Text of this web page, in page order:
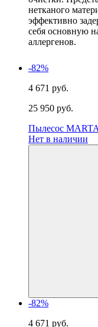
нетканого
эффективно
себя основную
аллергенов.
-82%
4 671 руб.
25 950 руб.
Пылесос
Нет в наличии
-82%
4 671 руб.